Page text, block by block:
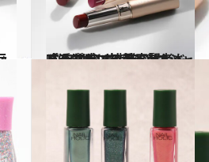
2023.12.16
プチプラコスメ・ザ・ベスト2023・3 美容賢者も唸った！ オペラの“マット” パサつき皆無＆オシャレ透け感に拍手
ビューティ＆ヘルス